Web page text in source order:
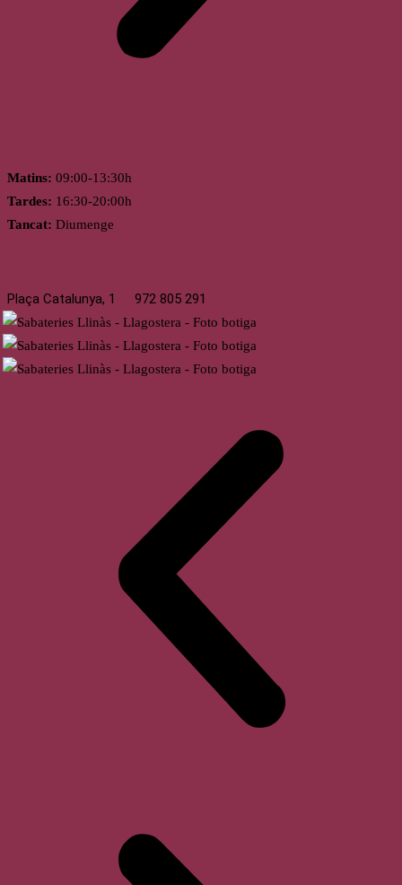
Matins: 09:00-13:30h
Tardes: 16:30-20:00h
Tancat: Diumenge
Plaça Catalunya, 1 972 805 291